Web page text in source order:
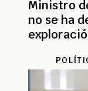
Ministro
no se ha